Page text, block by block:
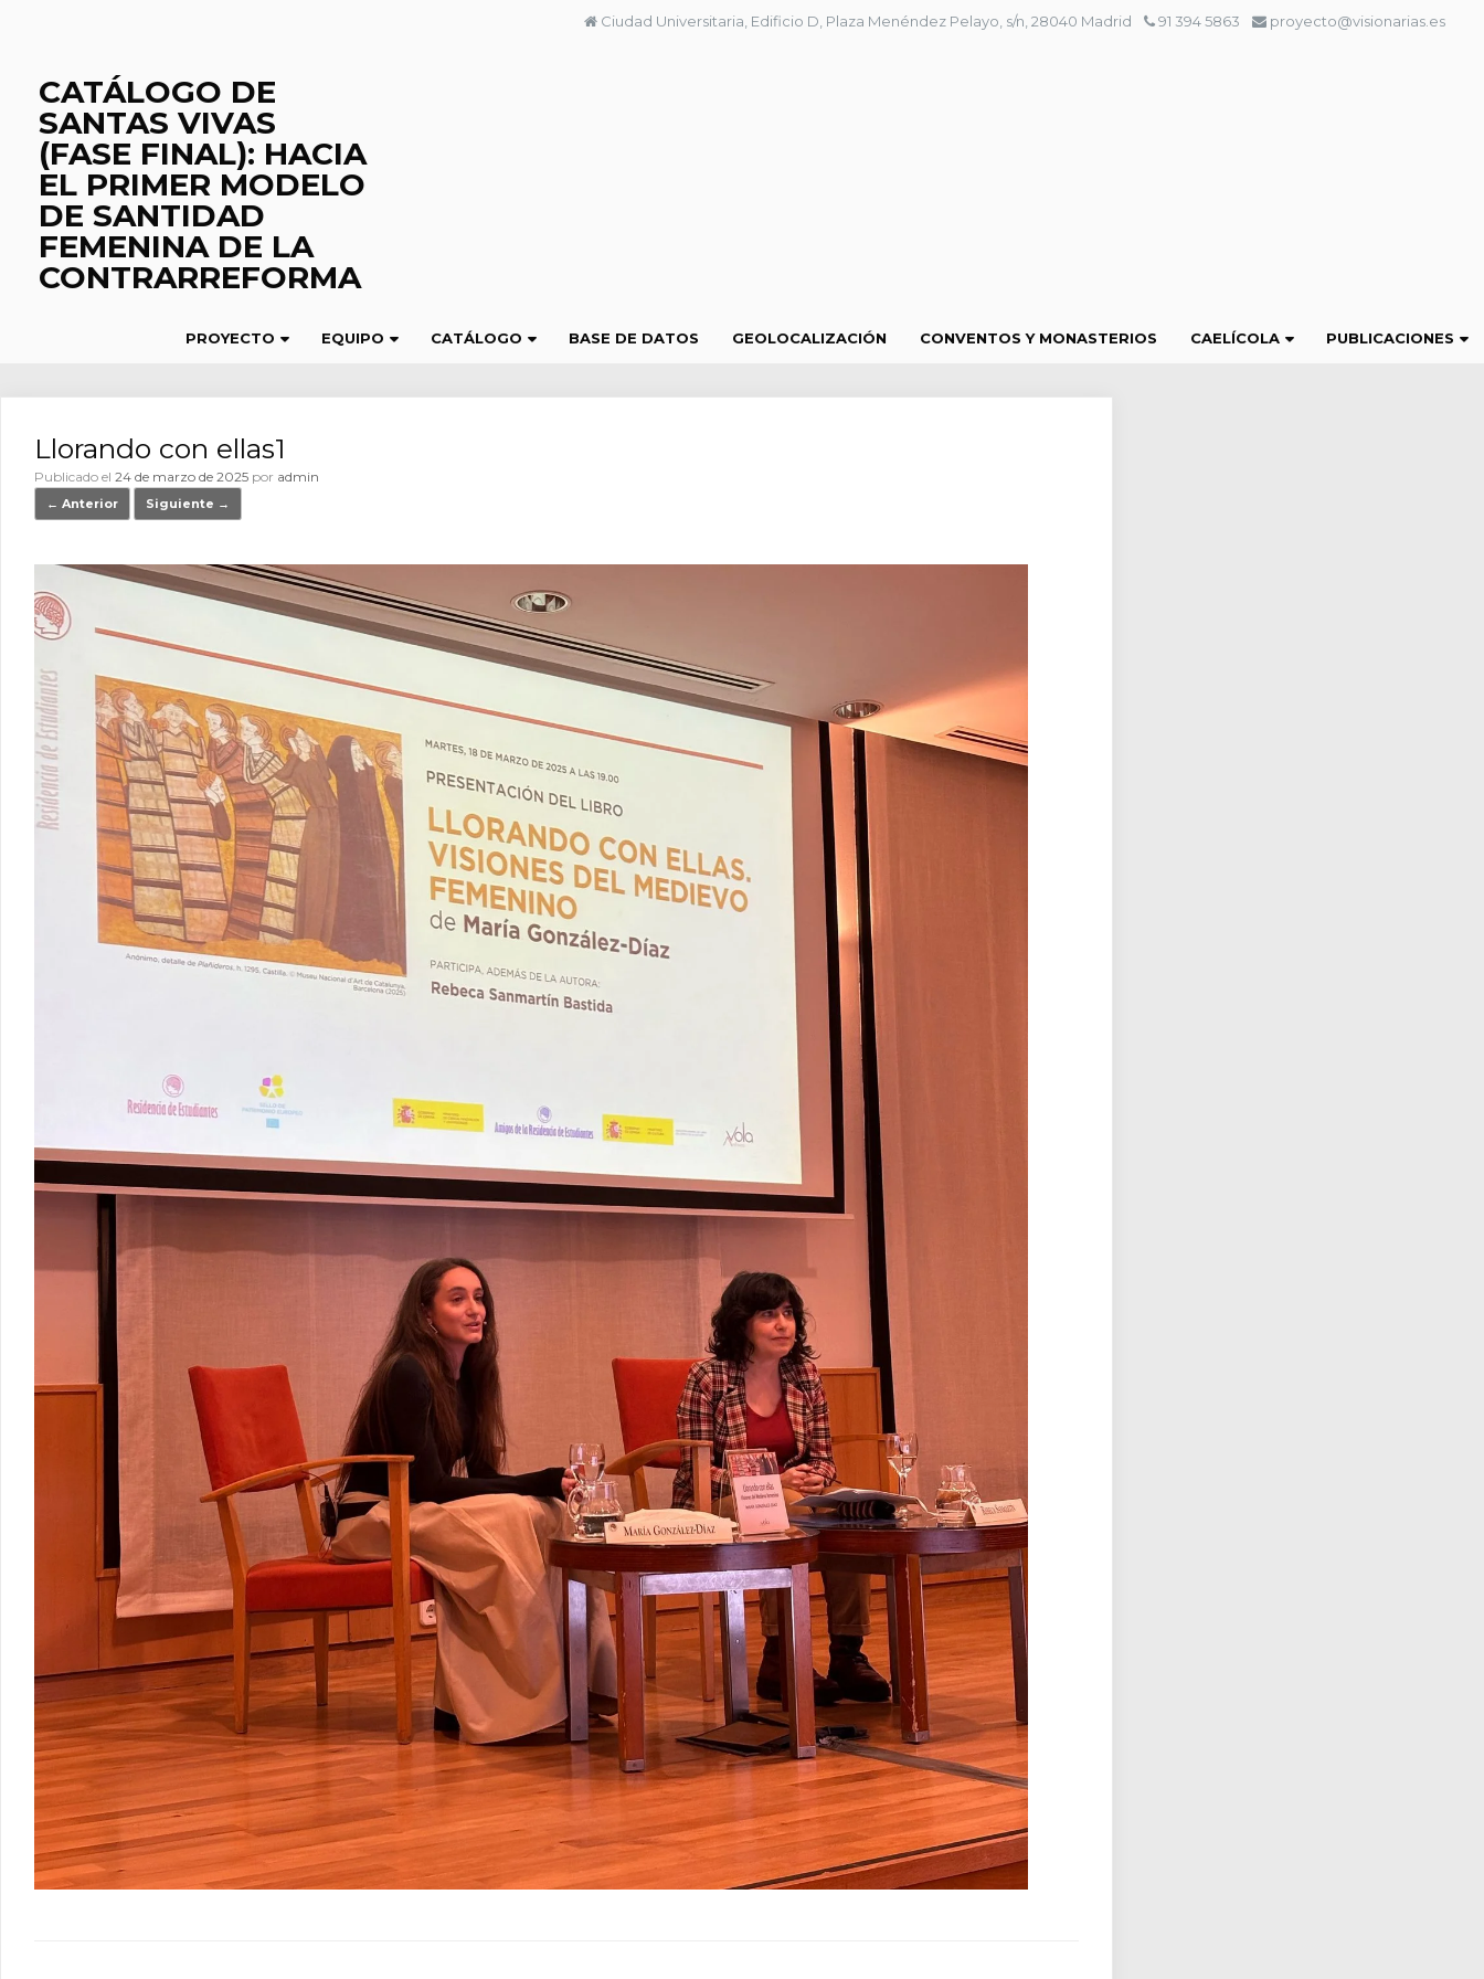
Ciudad Universitaria, Edificio D, Plaza Menéndez Pelayo, s/n, 28040 Madrid 91 394 5863 proyecto@visionarias.es
CATÁLOGO DE
SANTAS VIVAS
(FASE FINAL): HACIA
EL PRIMER MODELO
DE SANTIDAD
FEMENINA DE LA
CONTRARREFORMA
PROYECTO EQUIPO CATÁLOGO BASE DE DATOS GEOLOCALIZACIÓN CONVENTOS Y MONASTERIOS CAELÍCOLA PUBLICACIONES
Llorando con ellas1
Publicado el24 de marzo de 2025 por admin
← Anterior Siguiente →